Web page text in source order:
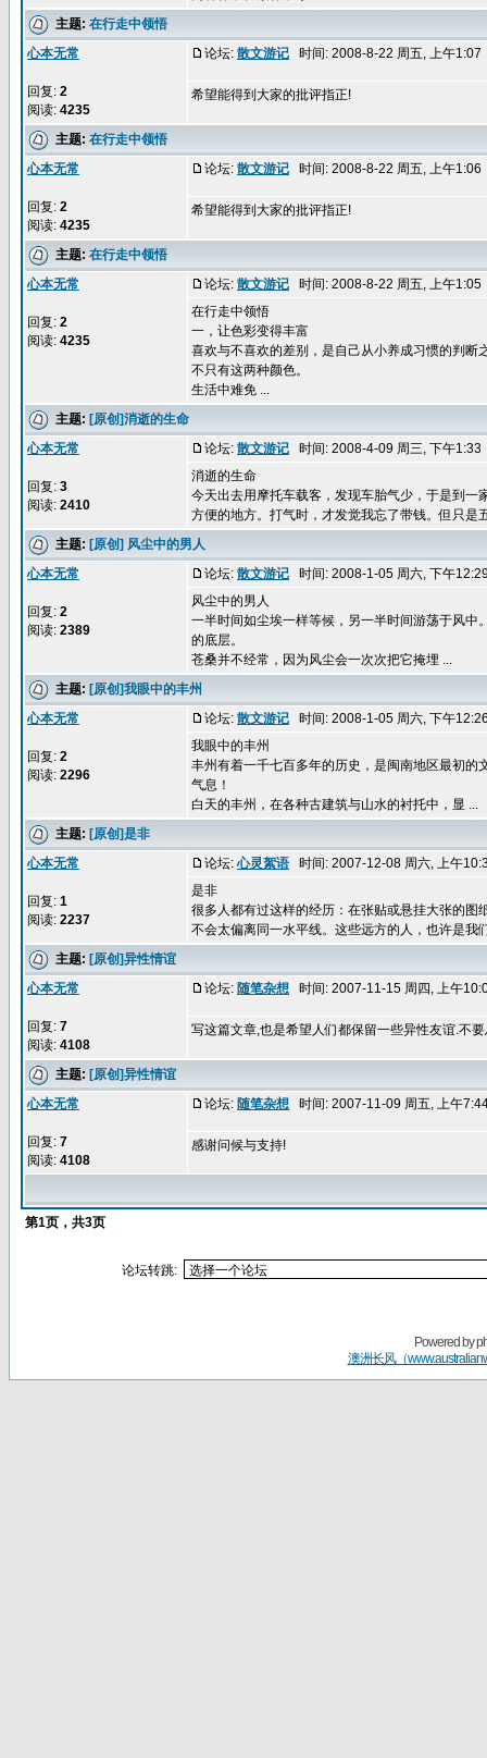
主题: 在行走中领悟
心本无常
回复: 2
阅读: 4235
论坛: 散文游记 时间: 2008-8-22 周五, 上午
希望能得到大家的批评指正!
主题: 在行走中领悟
心本无常
回复: 2
阅读: 4235
论坛: 散文游记 时间: 2008-8-22 周五, 上午
希望能得到大家的批评指正!
主题: 在行走中领悟
心本无常
回复: 2
阅读: 4235
论坛: 散文游记 时间: 2008-8-22 周五, 上午
在行走中领悟
一，让色彩变得丰富
喜欢与不喜欢的差别，是自己从小养成习惯的判
不只有这两种颜色。
生活中难免 ...
主题: [原创]消逝的生命
心本无常
回复: 3
阅读: 2410
论坛: 散文游记 时间: 2008-4-09 周三, 下午
消逝的生命
今天出去用摩托车载客，发现车胎气少，于是到
方便的地方。打气时，才发觉我忘了带钱。但只是
主题: [原创] 风尘中的男人
心本无常
回复: 2
阅读: 2389
论坛: 散文游记 时间: 2008-1-05 周六, 下午
风尘中的男人
一半时间如尘埃一样等候，另一半时间游荡于风
的底层。
苍桑并不经常，因为风尘会一次次把它掩埋 ...
主题: [原创]我眼中的丰州
心本无常
回复: 2
阅读: 2296
论坛: 散文游记 时间: 2008-1-05 周六, 下午
我眼中的丰州
丰州有着一千七百多年的历史，是闽南地区最初
气息！
白天的丰州，在各种古建筑与山水的衬托中，显 ...
主题: [原创]是非
心本无常
回复: 1
阅读: 2237
论坛:心灵絮语 时间: 2007-12-08 周六, 上午
是非
很多人都有过这样的经历：在张贴或悬挂大张的
不会太偏离同一水平线。这些远方的人，也许是我
主题: [原创]异性情谊
心本无常
回复: 7
阅读: 4108
论坛: 随笔杂想 时间: 2007-11-15 周四, 上午
写这篇文章,也是希望人们都保留一些异性友谊.不
主题: [原创]异性情谊
心本无常
回复: 7
阅读: 4108
论坛: 随笔杂想 时间: 2007-11-09 周五, 上午
感谢问候与支持!
第1页，共3页
论坛转跳:
Powered by
澳洲长风（